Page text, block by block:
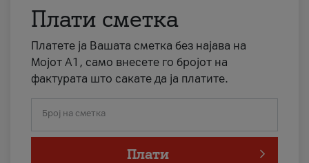
Плати сметка
Платете ја Вашата сметка без најава на
Мојот А1, само внесете го бројот на
фактурата што сакате да ја платите.
Број на сметка
Плати